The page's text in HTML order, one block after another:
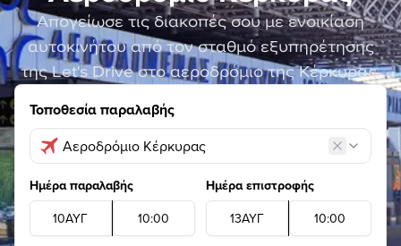
Απογείωσε τις διακοπές σου με ενοικίαση
αυτοκινήτου από τον σταθμό εξυπηρέτησης
της Let's Drive στο αεροδρόμιο της Κέρκυρας.
Τοποθεσία παραλαβής
Ημέρα παραλαβής
10ΑΥΓ 10:00
Ημέρα επιστροφής
13ΑΥΓ 10:00